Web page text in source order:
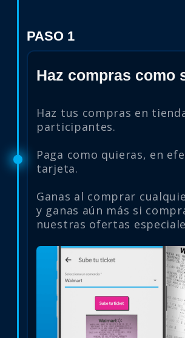
PASO 1
Haz compras como
Haz tus compras en
participantes.
Paga como quieras, en
tarjeta.
Ganas al comprar
y ganas aún más si
nuestras ofertas